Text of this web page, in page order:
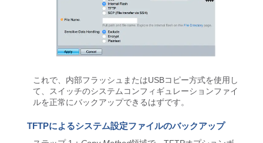
これで、内部フラッシュまたはUSBコピー方式を使用し
て、スイッチのシステムコンフィギュレーションファイ
ルを正常にバックアップできるはずです。
TFTPによるシステム設定ファイルのバックアップ